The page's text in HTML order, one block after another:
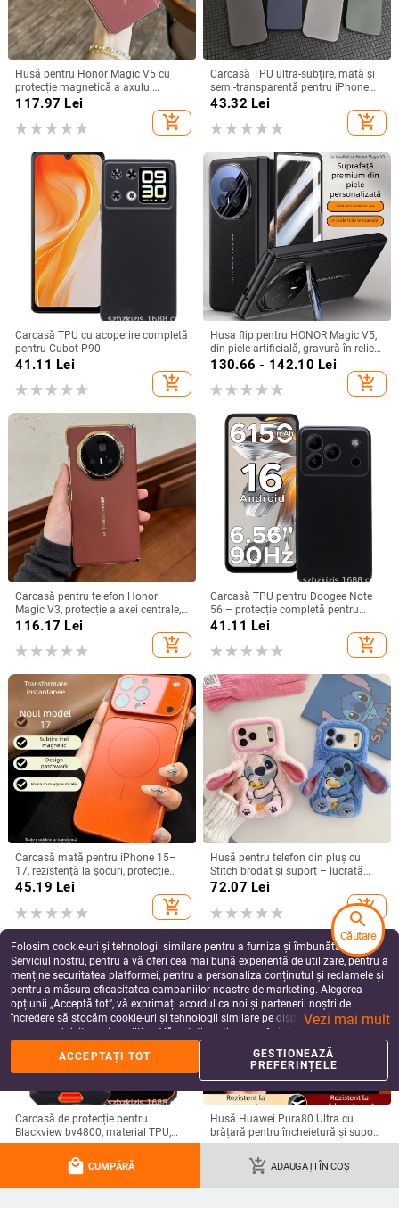
local_mall CUMPĂRĂ add_shopping_cart ADAUGAȚI ÎN COȘ
Husă pentru Honor Magic V5 cu
protecție magnetică a axului
central, acoperire completă a
electroplacare, protecție anti-cădere
117.97 Lei
add_shopping_cart
Carcasă TPU ultra-subțire, mată și
semi-transparentă pentru iPhone
11/12/14/15/16/17 Pro Max,
protecție împotriva căderilor, anti-
amprente
43.32 Lei
add_shopping_cart
Carcasă TPU cu acoperire completă
pentru Cubot P90
41.11 Lei
add_shopping_cart
Husa flip pentru HONOR Magic V5,
din piele artificială, gravură în relief,
stil Ins, anti-cadere
130.66 - 142.10 Lei
add_shopping_cart
Carcasă pentru telefon Honor
Magic V3, protecție a axei centrale,
noul model Magic V5, husă ușoară
electroplacare, anti-cădere
116.17 Lei
add_shopping_cart
Carcasă TPU pentru Doogee Note
56 – protecție completă pentru
Note 56, Plus și Pro, realizată
41.11 Lei
add_shopping_cart
Carcasă mată pentru iPhone 15–
17, rezistență la șocuri, protecție
pentru obiectiv, prindere magnetică,
45.19 Lei
add_shopping_cart
Husă pentru telefon din pluș cu
Stitch brodat și suport – lucrată
manual, stil desen animat drăguț,
protecție anti-cădere, pentru seria
iPhone 11–17
72.07 Lei
add_shopping_cart
Carcasă de protecție pentru
Blackview bv4800, material TPU,
realizată manual, personalizabilă
49.75Lei
Husă Huawei Pura80 Ultra cu
brățară pentru încheietură și suport
rotativ — textură piele Napa
electroplacată
99.03Lei
Folosim cookie-uri și tehnologii similare pentru a furniza și îmbunătăți
Serviciul nostru, pentru a vă oferi cea mai bună experiență de utilizare, pentru a
menține securitatea platformei, pentru a personaliza conținutul și reclamele și
pentru a măsura eficacitatea campaniilor noastre de marketing. Alegerea
opțiunii „Acceptă tot”, vă exprimați acordul ca noi și partenerii noștri de
încredere să stocăm cookie-uri și tehnologii similare pe dispozitivul dvs. în
scopuri publicitare și analitice. Vă puteți gestiona preferințele în orice moment
făcând clic pe „Gestionează preferințele”. Pentru mai multe informații, vă
rugăm să consultațiPolitica noastră de confidențialitate.
Vezi mai mult
ACCEPTAȚI TOT
GESTIONEAZĂ
PREFERINȚELE
search
Căutare